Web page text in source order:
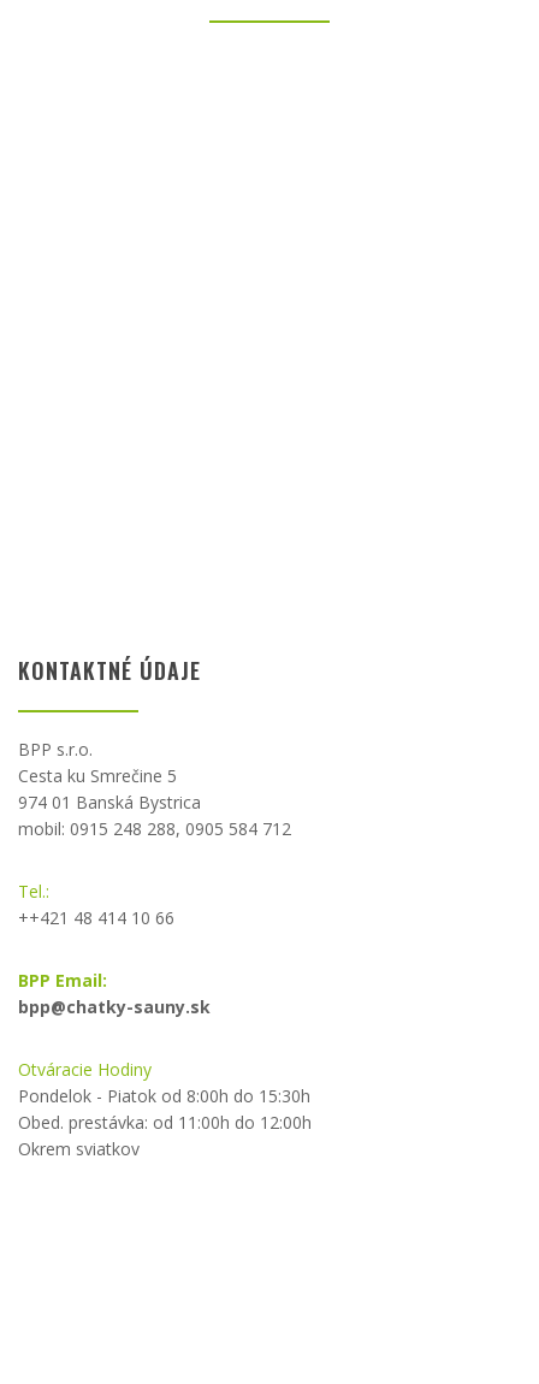
KONTAKTNÉ ÚDAJE
BPP s.r.o.
Cesta ku Smrečine 5
974 01 Banská Bystrica
mobil: 0915 248 288, 0905 584 712
Tel.:
++421 48 414 10 66
BPP Email:
bpp@chatky-sauny.sk
Otváracie Hodiny
Pondelok - Piatok od 8:00h do 15:30h
Obed. prestávka: od 11:00h do 12:00h
Okrem sviatkov